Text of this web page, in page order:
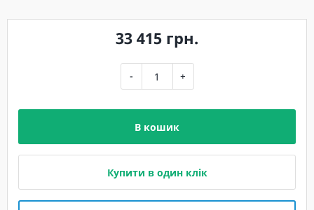
33 415 грн.
- +
В кошик
Купити в один клік